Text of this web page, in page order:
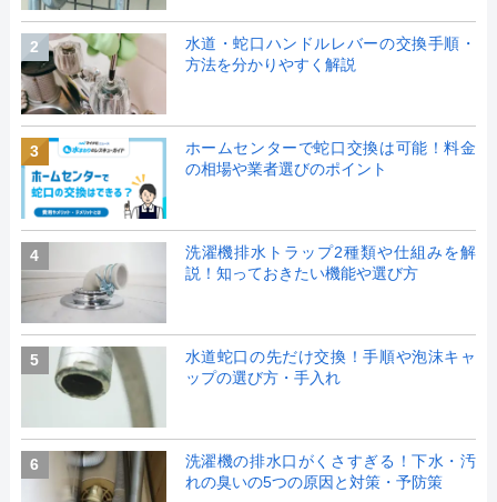
2
水道・蛇口ハンドルレバーの交換手順・
方法を分かりやすく解説
3
ホームセンターで蛇口交換は可能！料金
の相場や業者選びのポイント
4
洗濯機排水トラップ2種類や仕組みを解
説！知っておきたい機能や選び方
5
水道蛇口の先だけ交換！手順や泡沫キャ
ップの選び方・手入れ
6
洗濯機の排水口がくさすぎる！下水・汚
れの臭いの5つの原因と対策・予防策